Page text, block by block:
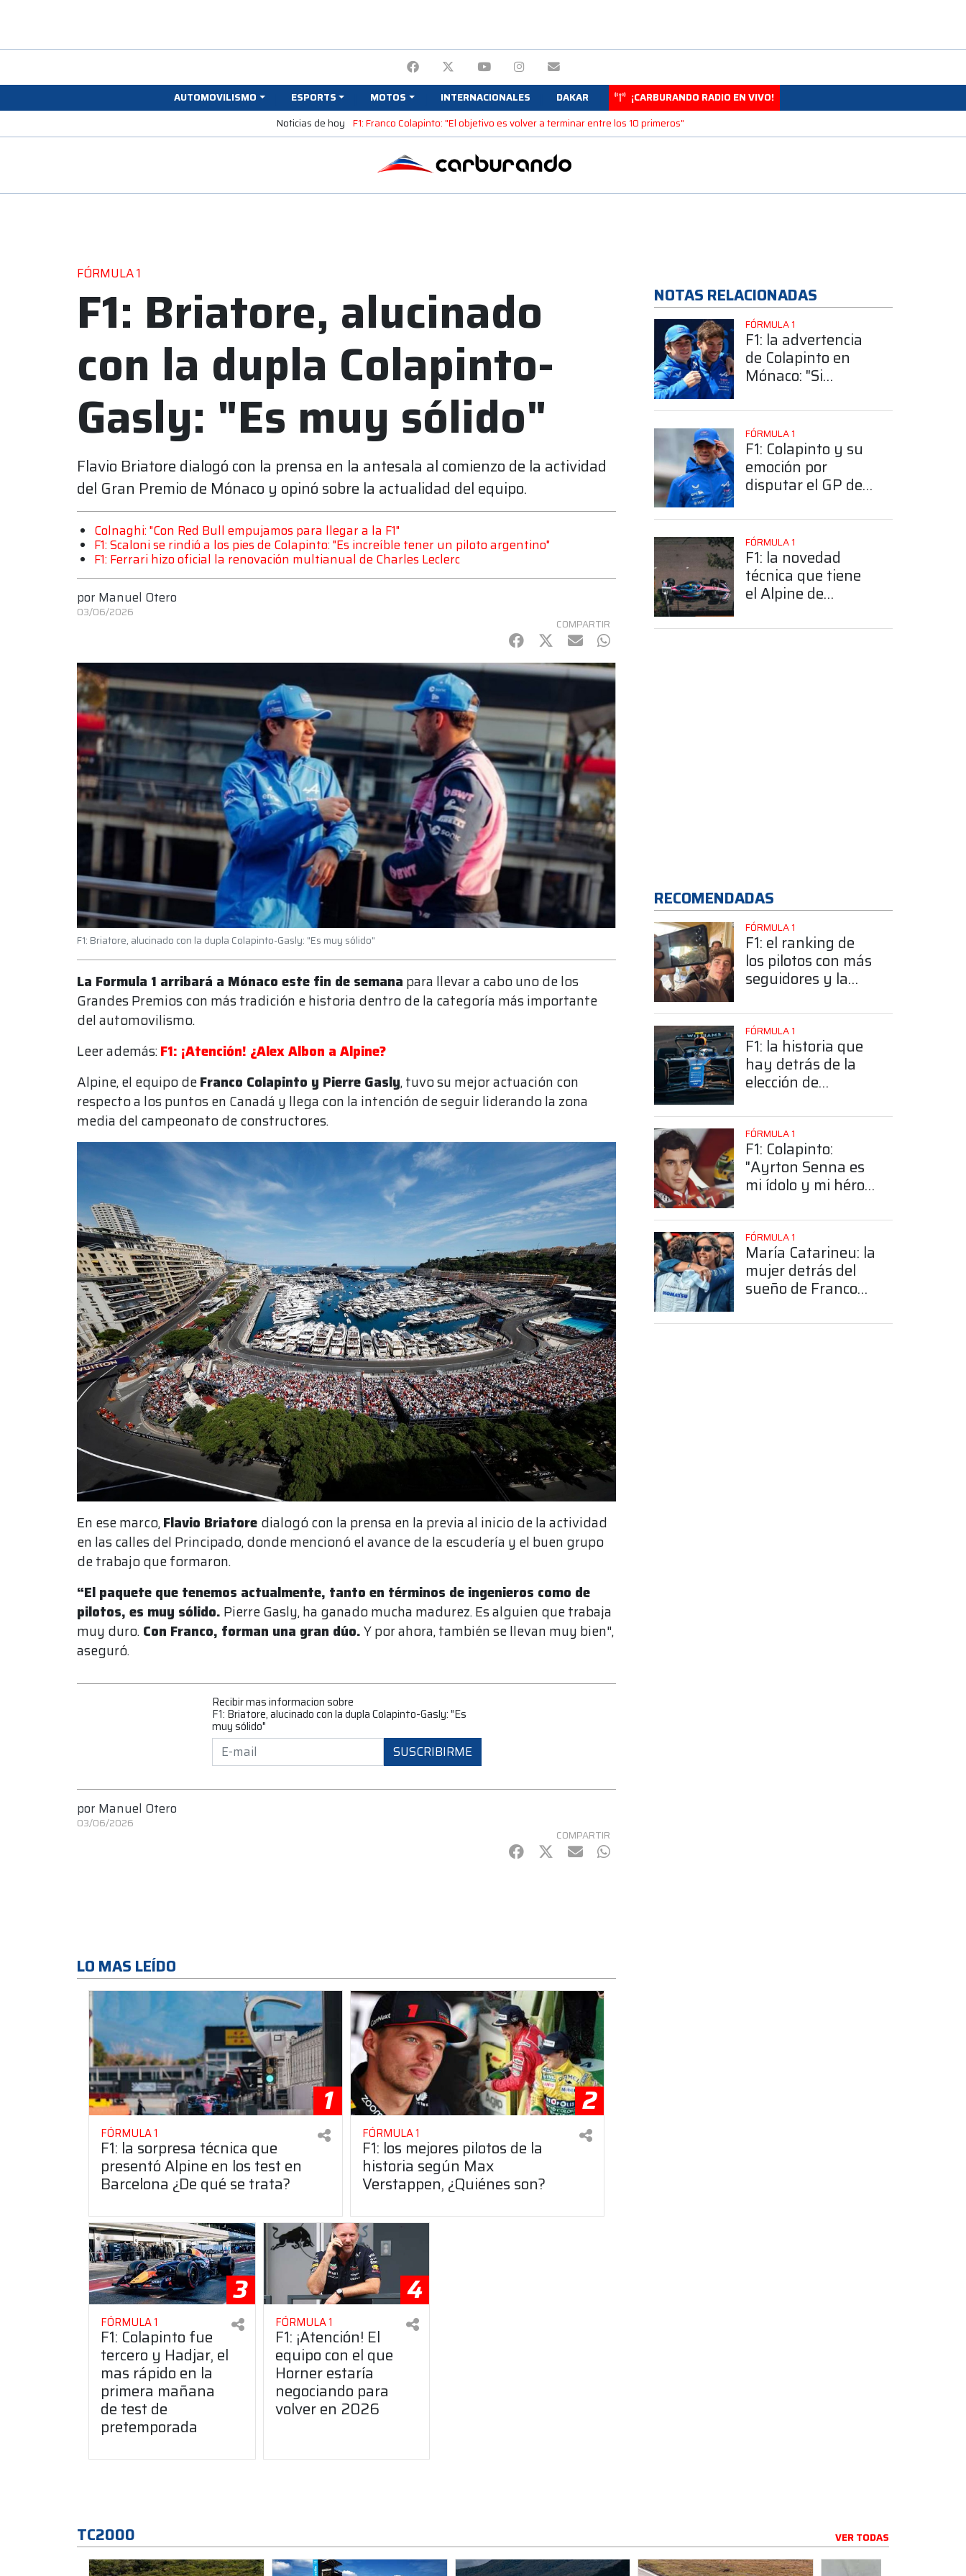
AUTOMOVILISMO ESPORTS MOTOS INTERNACIONALES DAKAR
¡CARBURANDO RADIO EN VIVO!
Noticias de hoy F1: Franco Colapinto: "El objetivo es volver a terminar entre los 10 primeros"
FÓRMULA 1
F1: Briatore, alucinado
con la dupla Colapinto-
Gasly: "Es muy sólido"
Flavio Briatore dialogó con la prensa en la antesala al comienzo de la actividad
del Gran Premio de Mónaco y opinó sobre la actualidad del equipo.
Colnaghi: "Con Red Bull empujamos para llegar a la F1"
F1: Scaloni se rindió a los pies de Colapinto: "Es increíble tener un piloto argentino"
F1: Ferrari hizo oficial la renovación multianual de Charles Leclerc
por Manuel Otero
03/06/2026
COMPARTIR
Facebook
Twitter
mail WhatsApp
F1: Briatore, alucinado con la dupla Colapinto-Gasly: "Es muy sólido"
La Formula 1 arribará a Mónaco este fin de semana para llevar a cabo uno de los
Grandes Premios con más tradición e historia dentro de la categoría más importante
del automovilismo.
Leer además:F1: ¡Atención! ¿Alex Albon a Alpine?
Alpine, el equipo deFranco Colapinto y Pierre Gasly, tuvo su mejor actuación con
respecto a los puntos en Canadá y llega con la intención de seguir liderando la zona
media del campeonato de constructores.
En ese marco,Flavio Briatore dialogó con la prensa en la previa al inicio de la actividad
en las calles del Principado, donde mencionó el avance de la escudería y el buen grupo
de trabajo que formaron.
“El paquete que tenemos actualmente, tanto en términos de ingenieros como de
pilotos, es muy sólido. Pierre Gasly, ha ganado mucha madurez. Es alguien que trabaja
muy duro. Con Franco, forman una gran dúo.Y por ahora, también se llevan muy bien",
aseguró.
Recibir mas informacion sobre
F1: Briatore, alucinado con la dupla Colapinto-Gasly: "Es
muy sólido"
SUSCRIBIRME
por Manuel Otero
03/06/2026
COMPARTIR
Facebook
Twitter
mail WhatsApp
LO MAS LEÍDO
1
FÓRMULA 1
F1: la sorpresa técnica que
presentó Alpine en los test en
Barcelona ¿De qué se trata?
2
FÓRMULA 1
F1: los mejores pilotos de la
historia según Max
Verstappen, ¿Quiénes son?
3
FÓRMULA 1
F1: Colapinto fue
tercero y Hadjar, el
mas rápido en la
primera mañana
de test de
pretemporada
4
FÓRMULA 1
F1: ¡Atención! El
equipo con el que
Horner estaría
negociando para
volver en 2026
NOTAS RELACIONADAS
FÓRMULA 1
F1: la advertencia
de Colapinto en
Mónaco: "Si
10 primeros, vean
la carrera. Sino ni
la vean"
FÓRMULA 1
F1: Colapinto y su
emoción por
disputar el GP de
carrera que todos
quieren ganar”
FÓRMULA 1
F1: la novedad
técnica que tiene
el Alpine de
de Mónaco
RECOMENDADAS
FÓRMULA 1
F1: el ranking de
los pilotos con más
seguidores y la
posición de
Colapinto
FÓRMULA 1
F1: la historia que
hay detrás de la
elección de
número 43
FÓRMULA 1
F1: Colapinto:
"Ayrton Senna es
mi ídolo y mi héroe
FÓRMULA 1
María Catarineu: la
mujer detrás del
sueño de Franco
Fórmula 1
TC2000 VER TODAS